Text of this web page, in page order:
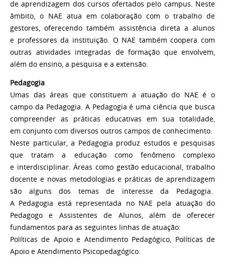
de aprendizagem dos cursos ofertados pelo campus. Neste
âmbito, o NAE atua em colaboração com o trabalho de
gestores, oferecendo também assistência direta a alunos
e professores da instituição. O NAE também coopera com
outras atividades integradas de formação que envolvem,
além do ensino, a pesquisa e a extensão.
Pedagogia
Umas das áreas que constituem a atuação do NAE é o
campo da Pedagogia. A Pedagogia é uma ciência que busca
compreender as práticas educativas em sua totalidade,
em conjunto com diversos outros campos de conhecimento.
Neste particular, a Pedagogia produz estudos e pesquisas
que tratam a educação como fenômeno complexo
e interdisciplinar. Áreas como gestão educacional, trabalho
docente e novas metodologias e práticas de aprendizagem
são alguns dos temas de interesse da Pedagogia.
A Pedagogia está representada no NAE pela atuação do
Pedagogo e Assistentes de Alunos, além de oferecer
fundamentos para as seguintes linhas de atuação:
Políticas de Apoio e Atendimento Pedagógico, Políticas de
Apoio e Atendimento Psicopedagógico.